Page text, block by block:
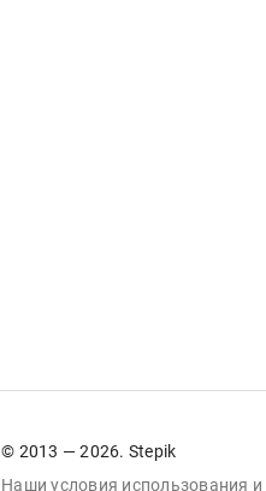
© 2013 — 2026. Stepik
Наши условия использования и